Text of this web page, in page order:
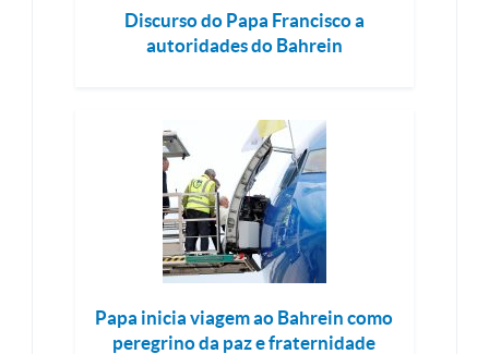
Discurso do Papa Francisco a
autoridades do Bahrein
Papa inicia viagem ao Bahrein como
peregrino da paz e fraternidade